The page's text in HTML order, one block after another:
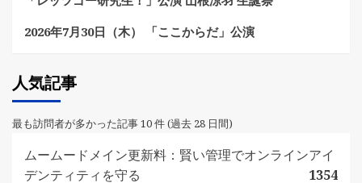
2026年7月30日（木） 「ここからだ」公演
人気記事
最も訪問者が多かった記事 10 件 (過去 28 日間)
ムームードメイン更新料：賢い管理でオンラインアイ
デンティティを守る
1354